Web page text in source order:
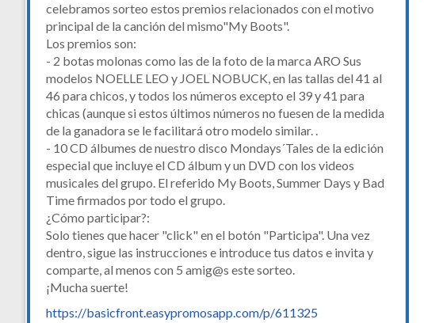
celebramos sorteo estos premios relacionados con el motivo
principal de la canción del mismo"My Boots".
Los premios son:
- 2 botas molonas como las de la foto de la marca ARO Sus
modelos NOELLE LEO y JOEL NOBUCK, en las tallas del 41 al
46 para chicos, y todos los números excepto el 39 y 41 para
chicas (aunque si estos últimos números no fuesen de la medida
de la ganadora se le facilitará otro modelo similar. .
- 10 CD álbumes de nuestro disco Mondays´Tales de la edición
especial que incluye el CD álbum y un DVD con los videos
musicales del grupo. El referido My Boots, Summer Days y Bad
Time firmados por todo el grupo.
¿Cómo participar?:
Solo tienes que hacer "click" en el botón "Participa". Una vez
dentro, sigue las instrucciones e introduce tus datos e invita y
comparte, al menos con 5 amig@s este sorteo.
¡Mucha suerte!
https://basicfront.easypromosapp.com/p/611325